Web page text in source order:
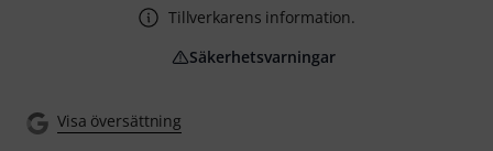
Visa översättning
Tillverkarens information.
Säkerhetsvarningar